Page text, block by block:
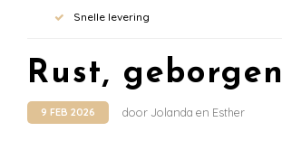
Snelle levering
Rust,
9 FEB 2026 door Jolanda en Esther